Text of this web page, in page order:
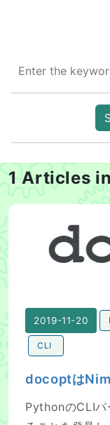
1 Articles
docoptはNimでも
2019-11-20
CLI
docoptはNim
PythonのCLI